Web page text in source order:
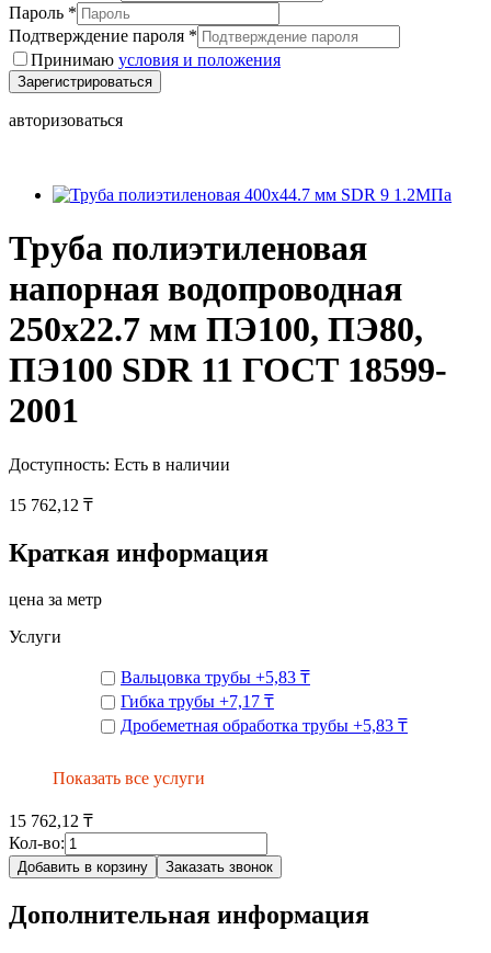
Пароль *
Подтверждение пароля *
Принимаю условия и положения
Зарегистрироваться
авторизоваться
Труба полиэтиленовая
напорная водопроводная
250х22.7 мм ПЭ100, ПЭ80,
ПЭ100 SDR 11 ГОСТ 18599-
2001
Доступность: Есть в наличии
15 762,12 ₸
Краткая информация
цена за метр
Услуги
Вальцовка трубы +5,83 ₸
Гибка трубы +7,17 ₸
Дробеметная обработка трубы +5,83 ₸
Показать все услуги
15 762,12 ₸
Кол-во:
Добавить в корзину Заказать звонок
Дополнительная информация